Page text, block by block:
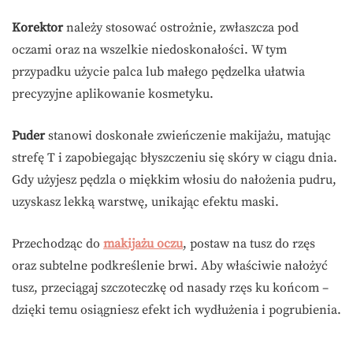
Korektornależy stosować ostrożnie, zwłaszcza pod
oczami oraz na wszelkie niedoskonałości. W tym
przypadku użycie palca lub małego pędzelka ułatwia
precyzyjne aplikowanie kosmetyku.
Puderstanowi doskonałe zwieńczenie makijażu, matując
strefę T i zapobiegając błyszczeniu się skóry w ciągu dnia.
Gdy użyjesz pędzla o miękkim włosiu do nałożenia pudru,
uzyskasz lekką warstwę, unikając efektu maski.
Przechodząc do makijażu oczu, postaw na tusz do rzęs
oraz subtelne podkreślenie brwi. Aby właściwie nałożyć
tusz, przeciągaj szczoteczkę od nasady rzęs ku końcom –
dzięki temu osiągniesz efekt ich wydłużenia i pogrubienia.